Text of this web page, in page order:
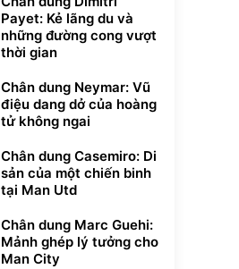
Lót ghế ôtô, nâng
lưng chống nóng
trong di chuyển
295.000đ
Đã bán nhiều
Payet: Kẻ lãng du và
những đường cong vượt
thời gian
Chân dung Neymar: Vũ
điệu dang dở của hoàng
tử không ngai
Chân dung Casemiro: Di
sản của một chiến binh
tại Man Utd
Chân dung Marc Guehi:
Mảnh ghép lý tưởng cho
Man City